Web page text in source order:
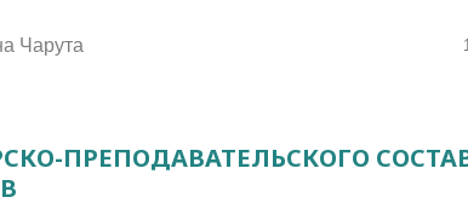
Чарута
ПРЕПОДАВАТЕЛЬСКОГО